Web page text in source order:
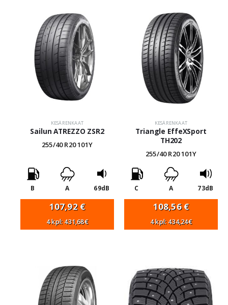
KESÄRENKAAT
Sailun ATREZZO ZSR2
255/40 R20 101Y
B A 69dB
107,92 €
4 kpl: 431,68€
KESÄRENKAAT
Triangle EffeXSport
TH202
255/40 R20 101Y
C A 73dB
108,56€
4 kpl: 434,24€